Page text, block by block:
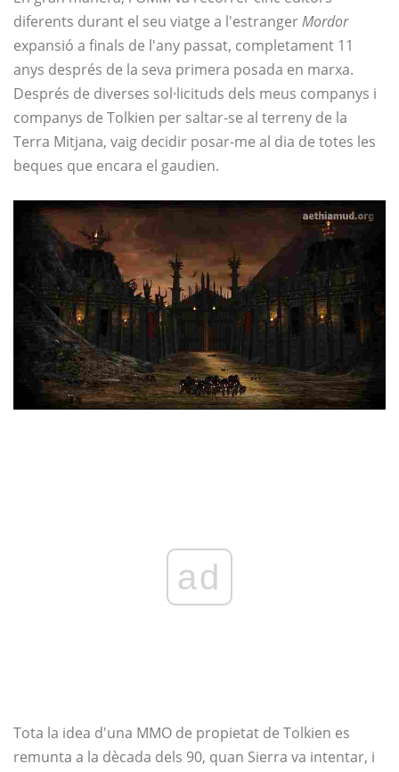
diferents durant el seu viatge a l'estrangerMordor
expansió a finals de l'any passat, completament 11
anys després de la seva primera posada en marxa.
Després de diverses sol·licituds dels meus companys i
companys de Tolkien per saltar-se al terreny de la
Terra Mitjana, vaig decidir posar-me al dia de totes les
beques que encara el gaudien.
ad
Tota la idea d'una MMO de propietat de Tolkien es
remunta a la dècada dels 90, quan Sierra va intentar, i